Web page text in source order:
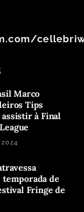
Marco
Tips
à Final
de
Fringe de